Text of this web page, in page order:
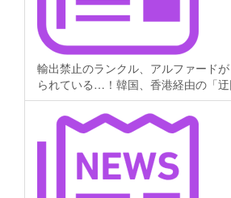
輸出禁止のランクル、アルファード
られている…！韓国、香港経由の「